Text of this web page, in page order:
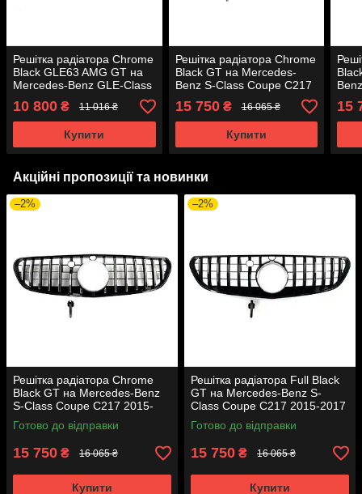
Решітка радіатора Chrome
Black GLE63 AMG GT на
Mercedes-Benz GLE-Class
W166 2015-2018 року
10 800 ₴ 11 016 ₴
Купити
Решітка радіатора Chrome
Black GT на Mercedes-
Benz S-Class Coupe C217
2015-2017 року
15 750₴ 16 065 ₴
Купити
15
Акційні пропозиції та новинки
–2%
Решітка радіатора Chrome
Black GT на Mercedes-Benz
S-Class Coupe C217 2015-
2017 року
Готово до відправки
15 750 ₴ 16 065 ₴
Купити
–2%
Решітка радіатора Full Black
GT на Mercedes-Benz S-
Class Coupe C217 2015-2017
року
Готово до відправки
15 750 ₴ 16 065 ₴
Купити